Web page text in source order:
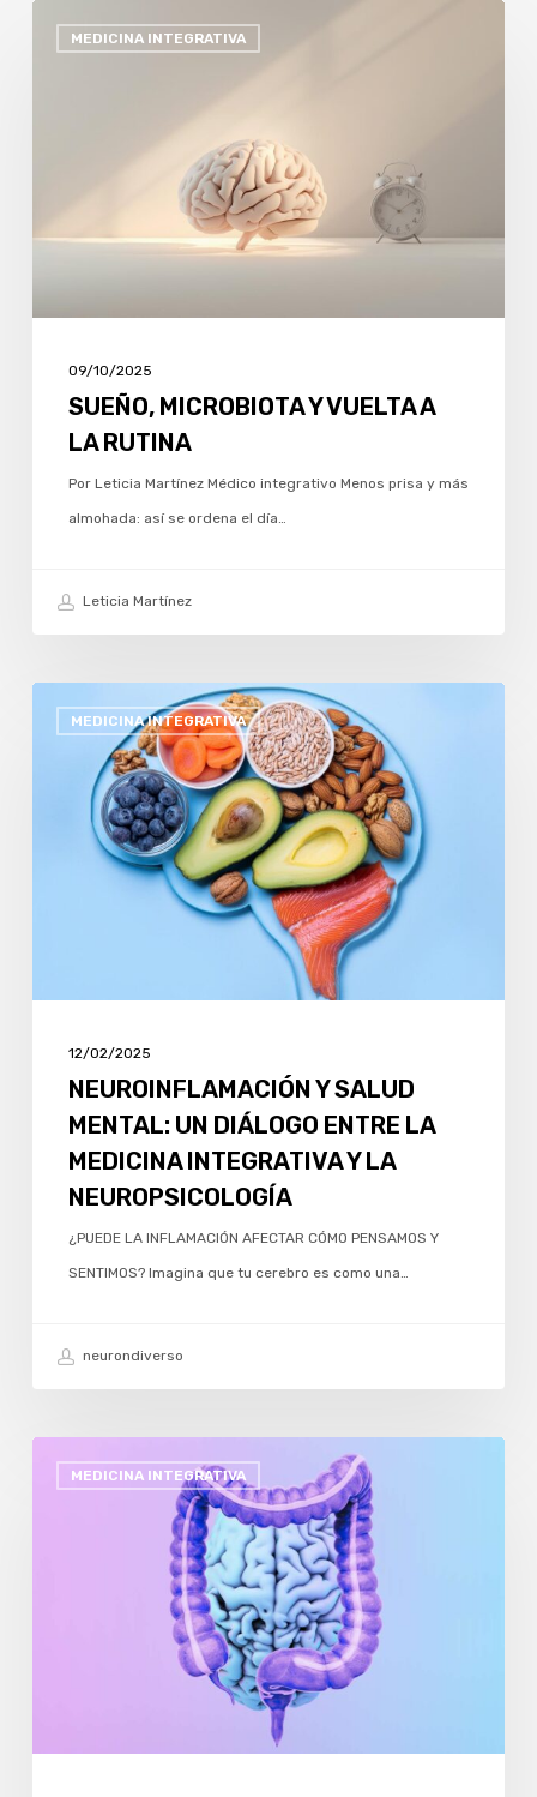
MEDICINA INTEGRATIVA
MICROBIOTA
09/10/2025
SUEÑO, MICROBIOTA Y VUELTA A
LA RUTINA
Por Leticia Martínez Médico integrativo Menos prisa y más
almohada: así se ordena el día…
Leticia Martínez
MEDICINA INTEGRATIVA
NEUROINFLAMACIÓN
MENTAL:
DIÁLOGO
NEUROPSICOLOGÍA
12/02/2025
NEUROINFLAMACIÓN Y SALUD
MENTAL: UN DIÁLOGO ENTRE LA
MEDICINA INTEGRATIVA Y LA
NEUROPSICOLOGÍA
¿PUEDE LA INFLAMACIÓN AFECTAR CÓMO PENSAMOS Y
SENTIMOS? Imagina que tu cerebro es como una…
neurondiverso
MEDICINA INTEGRATIVA
CEREBRO